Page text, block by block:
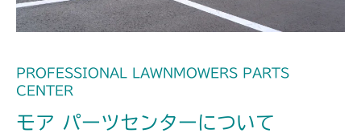
ミッション FIG4 アクスル
CM185
ミッション FIG4 アクスル
CM210
CM211
PROFESSIONAL LAWNMOWERS PARTS
CENTER
モア パーツセンターについて